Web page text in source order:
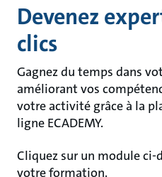
Devenez
clics
Gagnez du temps dans
améliorant vos
votre activité grâce à la
ligne ECADEMY.
Cliquez sur un module ci-
votre formation.